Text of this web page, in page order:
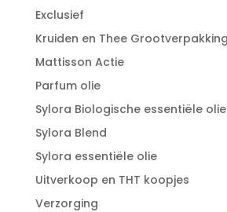
Exclusief
Kruiden en Thee Grootverpakking
Mattisson Actie
Parfum olie
Sylora Biologische essentiële olie
Sylora Blend
Sylora essentiële olie
Uitverkoop en THT koopjes
Verzorging